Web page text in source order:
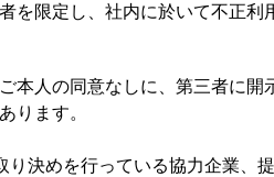
を限定し、社内に於いて不正利
本人の同意なしに、第三者に
ります。
り決めを行っている協力企業、